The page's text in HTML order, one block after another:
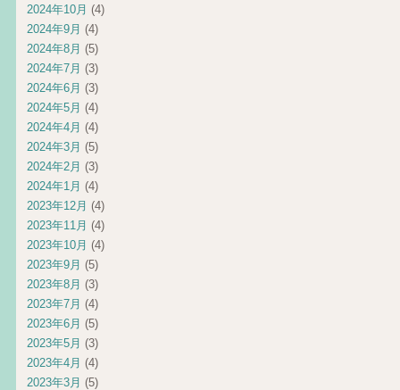
2024年10月 (4)
2024年9月 (4)
2024年8月 (5)
2024年7月 (3)
2024年6月 (3)
2024年5月 (4)
2024年4月 (4)
2024年3月 (5)
2024年2月 (3)
2024年1月 (4)
2023年12月 (4)
2023年11月 (4)
2023年10月 (4)
2023年9月 (5)
2023年8月 (3)
2023年7月 (4)
2023年6月 (5)
2023年5月 (3)
2023年4月 (4)
2023年3月 (5)